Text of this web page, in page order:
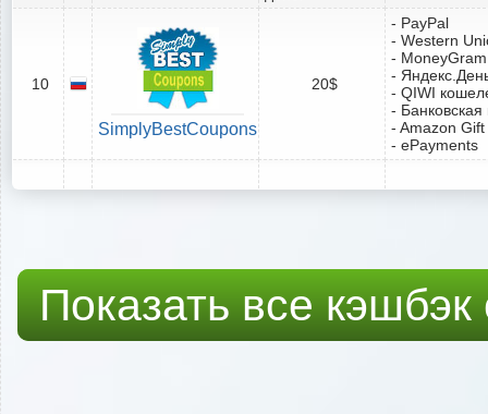
10
SimplyBestCoupons
20$
- PayPal
- Western
- MoneyGram
-
- QIWI
-
- Amazon
- ePayments
Показать все